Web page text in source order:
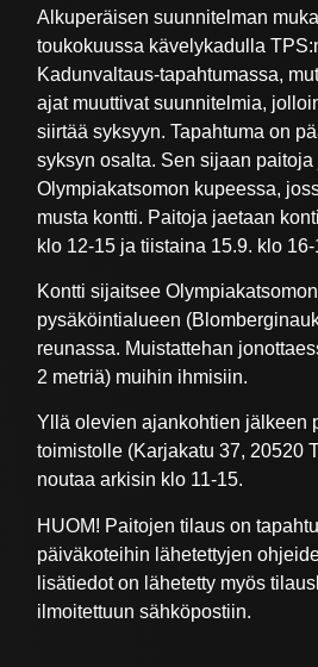
Alkuperäisen suunnitelman
toukokuussa kävelykadulla
Kadunvaltaus-tapahtumassa,
ajat muuttivat suunnitelmia,
siirtää syksyyn. Tapahtuma on
syksyn osalta. Sen sijaan
Olympiakatsomon kupeessa,
musta kontti. Paitoja jaetaan
klo 12-15 ja tiistaina 15.9. klo 16-
Kontti sijaitsee
pysäköintialueen
reunassa. Muistattehan
2 metriä) muihin ihmisiin.
Yllä olevien ajankohtien jälkeen
toimistolle (Karjakatu 37, 20520
noutaa arkisin klo 11-15.
HUOM! Paitojen tilaus on
päiväkoteihin lähetettyjen
lisätiedot on lähetetty myös
ilmoitettuun sähköpostiin.